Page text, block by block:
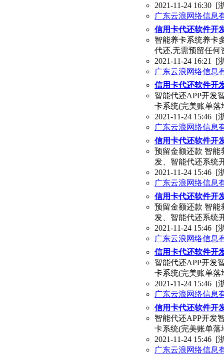
2021-11-24 16:30 [
广东云浪网络信息
信用卡代还软件开
智能养卡系统养卡
代还,无需预留任何
2021-11-24 16:21 [
广东云浪网络信息
信用卡代还软件开
智能代还APP开发
卡系统(完美账单落
2021-11-24 15:46 [
广东云浪网络信息
信用卡代还软件开
预留金额还款 智能
发、智能代还系统
2021-11-24 15:46 [
广东云浪网络信息
信用卡代还软件开
预留金额还款 智能
发、智能代还系统
2021-11-24 15:46 [
广东云浪网络信息
信用卡代还软件开
智能代还APP开发
卡系统(完美账单落
2021-11-24 15:46 [
广东云浪网络信息
信用卡代还软件开
智能代还APP开发
卡系统(完美账单落
2021-11-24 15:46 [
广东云浪网络信息